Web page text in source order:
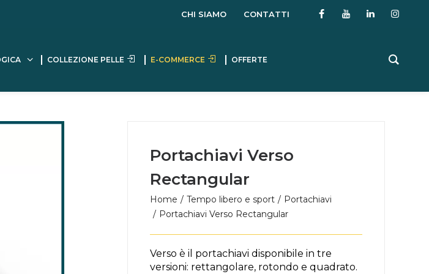
CHI SIAMO CONTATTI
COLLEZIONE PELLE E-COMMERCE OFFERTE
Portachiavi Verso
Rectangular
Home Tempo libero e sport
Portachiavi
Portachiavi Verso Rectangular
Verso è il portachiavi disponibile in tre
versioni: rettangolare, rotondo e quadrato.